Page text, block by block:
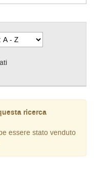
ricerca
essere stato venduto